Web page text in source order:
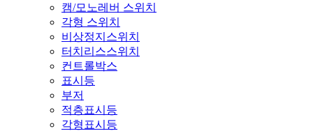
캠/모노레버 스위치
각형 스위치
비상정지스위치
터치리스스위치
컨트롤박스
표시등
부저
적층표시등
각형표시등